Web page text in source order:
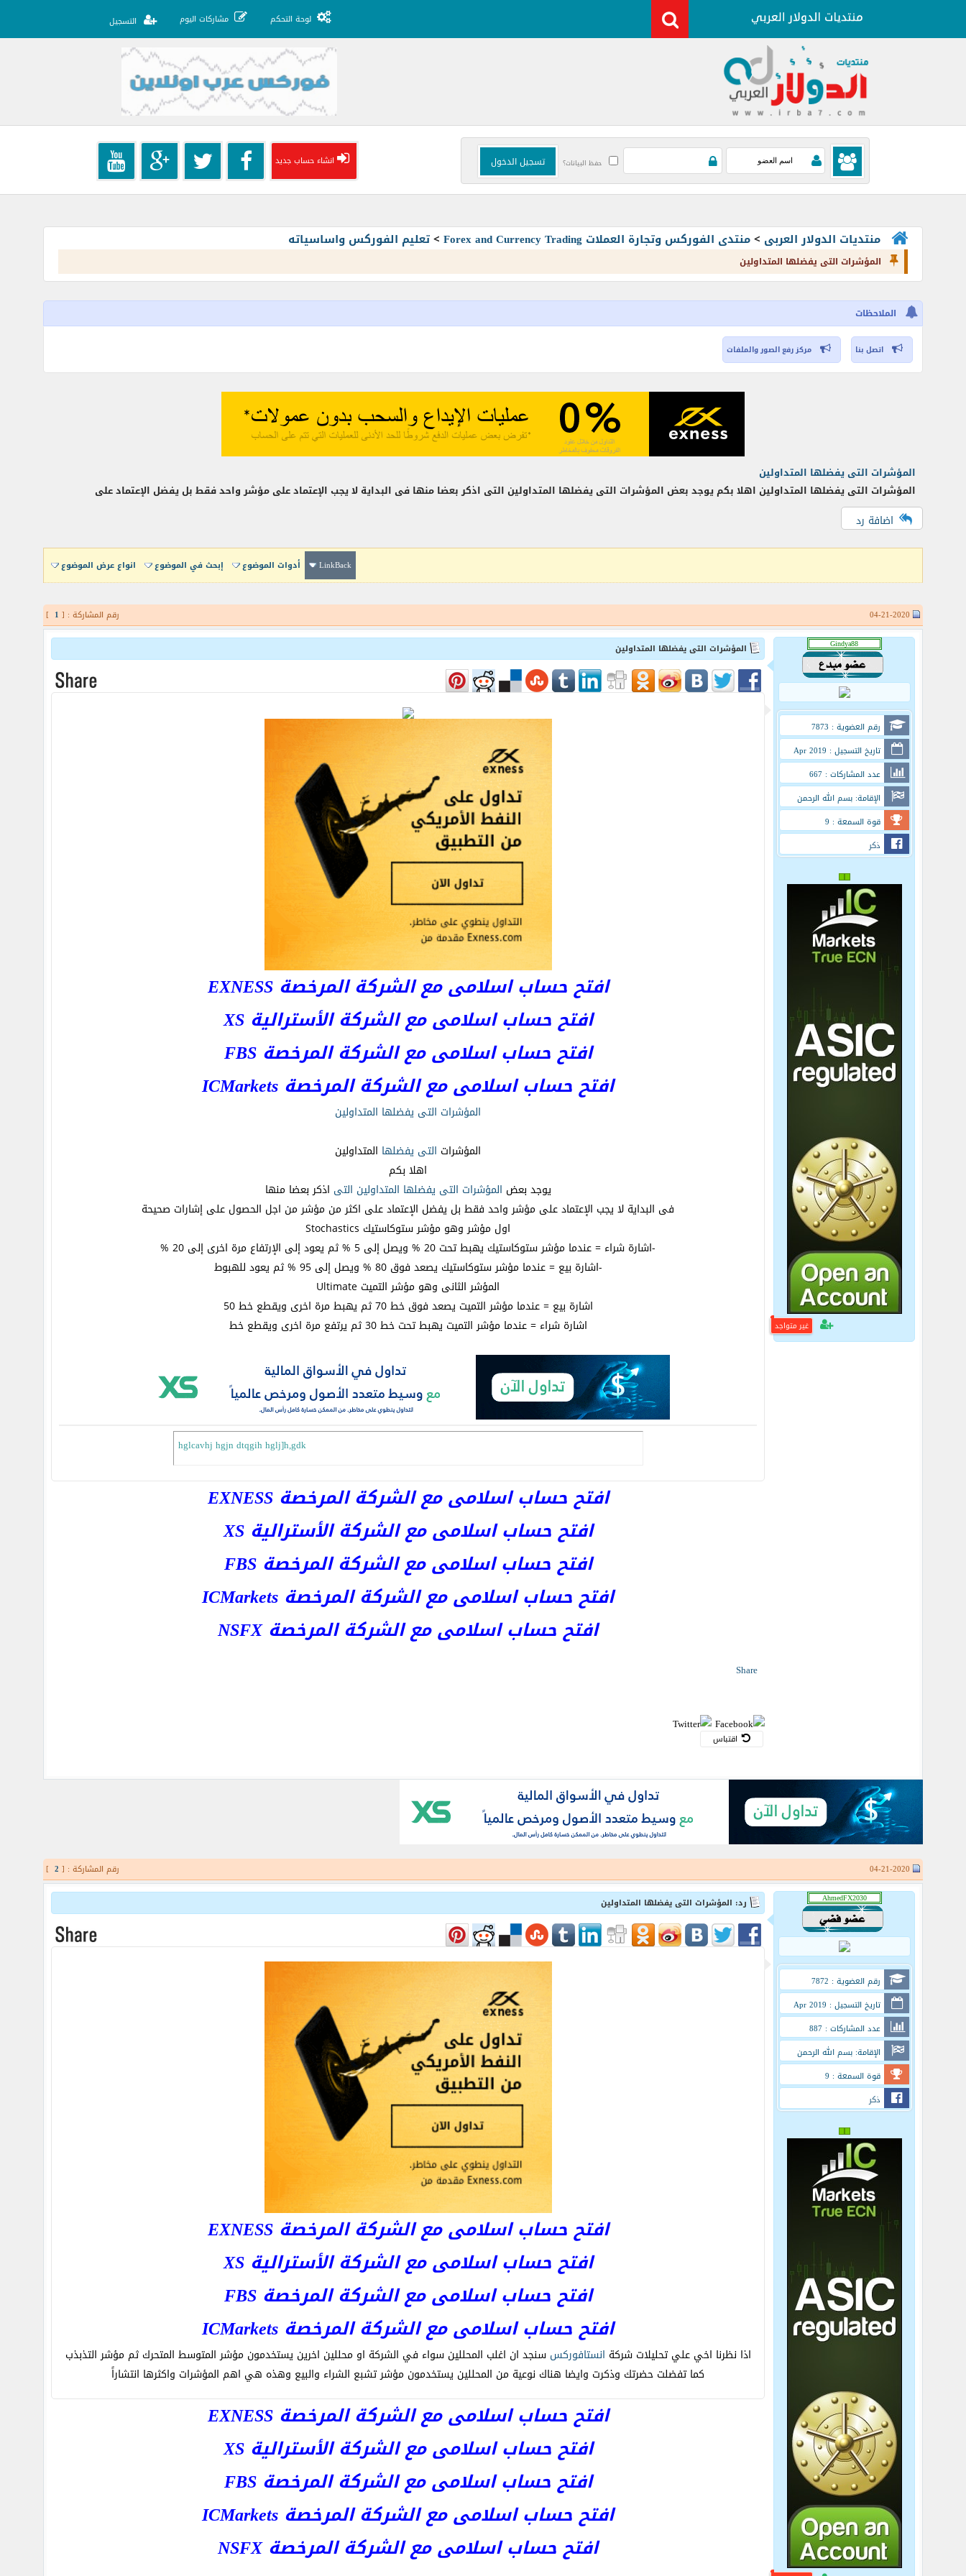
لوحة التحكم مشاركات اليوم التسجيل
حفظ البيانات؟ انشاء حساب جديد
منتديات الدولار العربى >منتدى الفوركس وتجارة العملات Forex and Currency Trading >تعليم الفوركس واساسياته
المؤشرات التى يفضلها المتداولين
الملاحظات
اتصل بنا مركز رفع الصور والملفات
المؤشرات التى يفضلها المتداولين
المؤشرات التى يفضلها المتداولين اهلا بكم يوجد بعض المؤشرات التى يفضلها المتداولين التى اذكر بعضا منها فى البداية لا يجب الإعتماد على مؤشر واحد فقط بل يفضل الإعتماد على
اضافة رد
LinkBack أدوات الموضوع إبحث في الموضوع انواع عرض الموضوع
رقم المشاركة : [ 1
]
رقم العضوية : 7873
تاريخ التسجيل : Apr 2019
عدد المشاركات : 667
الإقامة: بسم الله الرحمن
الرحيم
قوة السمعة : 9
ذكر
غير متواجد
المؤشرات التى يفضلها المتداولين
افتح حساب اسلامى مع الشركة المرخصة EXNESS
افتح حساب اسلامى مع الشركة الأسترالية XS
افتح حساب اسلامى مع الشركة المرخصة FBS
افتح حساب اسلامى مع الشركة المرخصة ICMarkets
المؤشرات التى يفضلها المتداولين
المؤشرات التى يفضلها المتداولين
اهلا بكم
يوجد بعض المؤشرات التى يفضلها المتداولين التى اذكر بعضا منها
فى البداية لا يجب الإعتماد على مؤشر واحد فقط بل يفضل الإعتماد على اكثر من مؤشر من اجل الحصول على إشارات صحيحة
اول مؤشر وهو مؤشر ستوكاستيك Stochastics
-اشارة شراء = عندما مؤشر ستوكاستيك يھبط تحت 20 % ويصل إلى 5 % ثم يعود إلى الإرتفاع مرة اخرى إلى 20 %
-اشارة بيع = عندما مؤشر ستوكاستيك يصعد فوق 80 % ويصل إلى 95 % ثم يعود للھبوط
المؤشر الثانى وهو مؤشر التميت Ultimate
اشارة بيع = عندما مؤشر التميت يصعد فوق خط 70 ثم يھبط مرة اخرى ويقطع خط 50
اشارة شراء = عندما مؤشر التميت يھبط تحت خط 30 ثم يرتفع مرة اخرى ويقطع خط
hglcavhj hgjn dtqgih hglj]h,gdk
افتح حساب اسلامى مع الشركة المرخصة EXNESS
افتح حساب اسلامى مع الشركة الأسترالية XS
افتح حساب اسلامى مع الشركة المرخصة FBS
افتح حساب اسلامى مع الشركة المرخصة ICMarkets
افتح حساب اسلامى مع الشركة المرخصة NSFX
Share
اقتباس
رقم المشاركة : [ 2
]
رقم العضوية : 7872
تاريخ التسجيل : Apr 2019
عدد المشاركات : 887
الإقامة: بسم الله الرحمن
الرحيم
قوة السمعة : 9
ذكر
رد: المؤشرات التى يفضلها المتداولين
افتح حساب اسلامى مع الشركة المرخصة EXNESS
افتح حساب اسلامى مع الشركة الأسترالية XS
افتح حساب اسلامى مع الشركة المرخصة FBS
افتح حساب اسلامى مع الشركة المرخصة ICMarkets
اذا نظرنا اخي علي تحليلات شركة انستافوركسسنجد ان اغلب المحللين سواء في الشركة او محللين اخرين يستخدمون مؤشر المتوسط المتحرك ثم مؤشر التذبذب
كما تفضلت حضرتك وذكرت وايضا هناك نوعية من المحللين يستخدمون مؤشر تشبع الشراء والبيع وهذه هي اهم المؤشرات واكثرها انتشاراً
افتح حساب اسلامى مع الشركة المرخصة EXNESS
افتح حساب اسلامى مع الشركة الأسترالية XS
افتح حساب اسلامى مع الشركة المرخصة FBS
افتح حساب اسلامى مع الشركة المرخصة ICMarkets
افتح حساب اسلامى مع الشركة المرخصة NSFX